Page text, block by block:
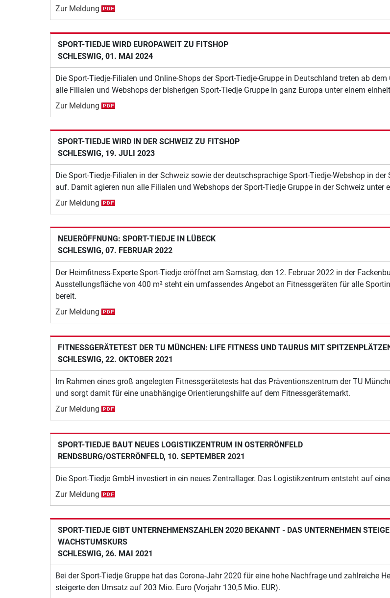
Zur Meldung
SPORT-TIEDJE WIRD EUROPAWEIT ZU FITSHOP
SCHLESWIG, 01. MAI 2024
Die Sport-Tiedje-Filialen und Online-Shops der Sport-Tiedje-Gruppe in Deutschland treten ab
alle Filialen und Webshops der bisherigen Sport-Tiedje Gruppe in ganz Europa unter einem
Zur Meldung
SPORT-TIEDJE WIRD IN DER SCHWEIZ ZU FITSHOP
SCHLESWIG, 19. JULI 2023
Die Sport-Tiedje-Filialen in der Schweiz sowie der deutschsprachige Sport-Tiedje-Webshop in
auf. Damit agieren nun alle Filialen und Webshops der Sport-Tiedje Gruppe in der Schweiz unter
Zur Meldung
NEUERÖFFNUNG: SPORT-TIEDJE IN LÜBECK
SCHLESWIG, 07. FEBRUAR 2022
Der Heimfitness-Experte Sport-Tiedje eröffnet am Samstag, den 12. Februar 2022 in der
Ausstellungsfläche von 400 m² steht ein umfassendes Angebot an Fitnessgeräten für alle
bereit.
Zur Meldung
FITNESSGERÄTETEST DER TU MÜNCHEN: LIFE FITNESS UND TAURUS MIT
SCHLESWIG, 22. OKTOBER 2021
Im Rahmen eines groß angelegten Fitnessgerätetests hat das Präventionszentrum der TU
und sorgt damit für eine unabhängige Orientierungshilfe auf dem Fitnessgerätemarkt.
Zur Meldung
SPORT-TIEDJE BAUT NEUES LOGISTIKZENTRUM IN OSTERRÖNFELD
RENDSBURG/OSTERRÖNFELD, 10. SEPTEMBER 2021
Die Sport-Tiedje GmbH investiert in ein neues Zentrallager. Das Logistikzentrum entsteht auf
Zur Meldung
SPORT-TIEDJE GIBT UNTERNEHMENSZAHLEN 2020 BEKANNT - DAS UNTERNEHMEN
WACHSTUMSKURS
SCHLESWIG, 26. MAI 2021
Bei der Sport-Tiedje Gruppe hat das Corona-Jahr 2020 für eine hohe Nachfrage und zahlreiche
steigerte den Umsatz auf 203 Mio. Euro (Vorjahr 130,5 Mio. EUR).